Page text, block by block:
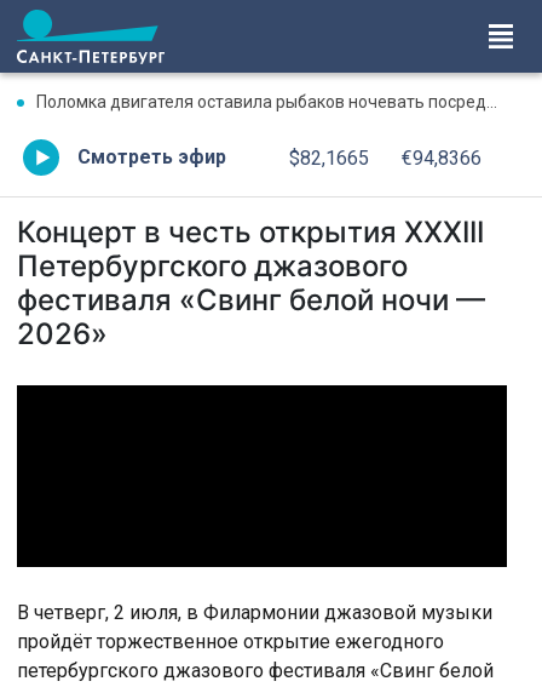
Поломка двигателя оставила рыбаков ночевать посреди Ладожского озера
Смотреть эфир $82,1665 €94,8366
Концерт в честь открытия XXXIII
Петербургского джазового
фестиваля «Свинг белой ночи —
2026»
В четверг, 2 июля, в Филармонии джазовой музыки
пройдёт торжественное открытие ежегодного
петербургского джазового фестиваля «Свинг белой